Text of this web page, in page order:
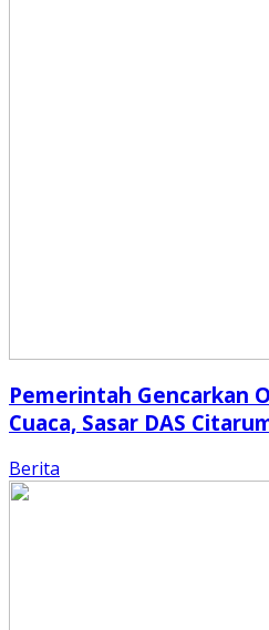
Pemerintah Gencarkan
Cuaca, Sasar DAS
Berita